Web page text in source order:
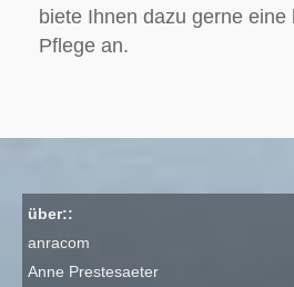
biete Ihnen dazu gerne eine
Pflege an.
über::
anracom
Anne Prestesaeter